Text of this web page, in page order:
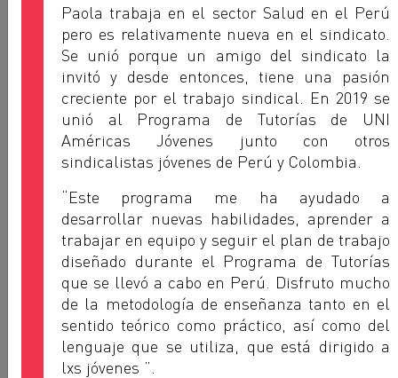
Jawad Camara
FESABAG - GUINEA
Paola trabaja en el sector Salud en el Perú
pero es relativamente nueva en el sindicato.
Se unió porque un amigo del sindicato la
invitó y desde entonces, tiene una pasión
creciente por el trabajo sindical. En 2019 se
unió al Programa de Tutorías de UNI
Américas Jóvenes junto con otros
sindicalistas jóvenes de Perú y Colombia.
“Este programa me ha ayudado a
desarrollar nuevas habilidades, aprender a
trabajar en equipo y seguir el plan de trabajo
diseñado durante el Programa de Tutorías
que se llevó a cabo en Perú. Disfruto mucho
de la metodología de enseñanza tanto en el
sentido teórico como práctico, así como del
lenguaje que se utiliza, que está dirigido a
lxs jóvenes ”.